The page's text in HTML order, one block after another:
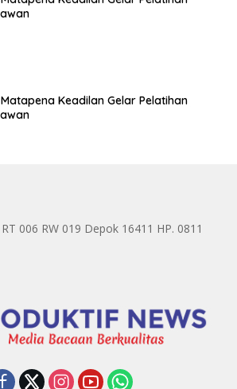
Keadilan Gelar Pelatihan
006 RW 019 Depok 16411 HP. 0811